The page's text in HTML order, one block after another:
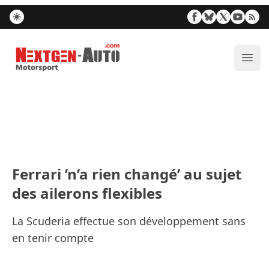
Nextgen-Auto.com
Ferrari ’n’a rien changé’ au sujet
des ailerons flexibles
La Scuderia effectue son développement sans
en tenir compte